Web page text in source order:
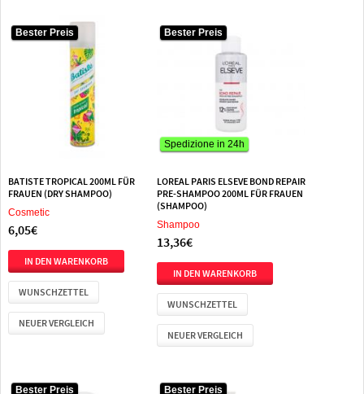
Bester Preis
BATISTE TROPICAL 200ML FÜR
FRAUEN (DRY SHAMPOO)
Cosmetic
6,05€
WUNSCHZETTEL
NEUER VERGLEICH
Spedizione in 24h
Bester Preis
LOREAL PARIS ELSEVE BOND REPAIR
PRE-SHAMPOO 200ML FÜR FRAUEN
(SHAMPOO)
Shampoo
13,36€
WUNSCHZETTEL
NEUER VERGLEICH
Bester Preis Bester Preis